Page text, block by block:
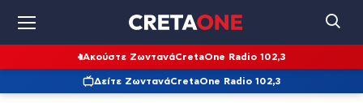
Ακούστε ΖωντανάCretaOne Radio 102,3
Δείτε ΖωντανάCretaOne Radio 102,3